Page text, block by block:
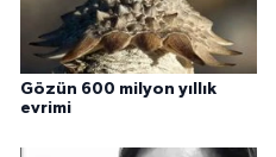
Gözün 600 milyon yıllık
evrimi